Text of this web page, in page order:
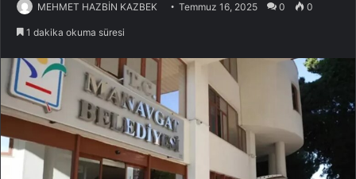
MEHMET HAZBİN KAZBEK Temmuz 16, 2025 0 0
1 dakika okuma süresi